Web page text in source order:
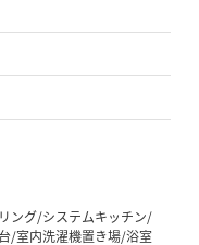
ング/システムキッチン/
/室内洗濯機置き場/浴室